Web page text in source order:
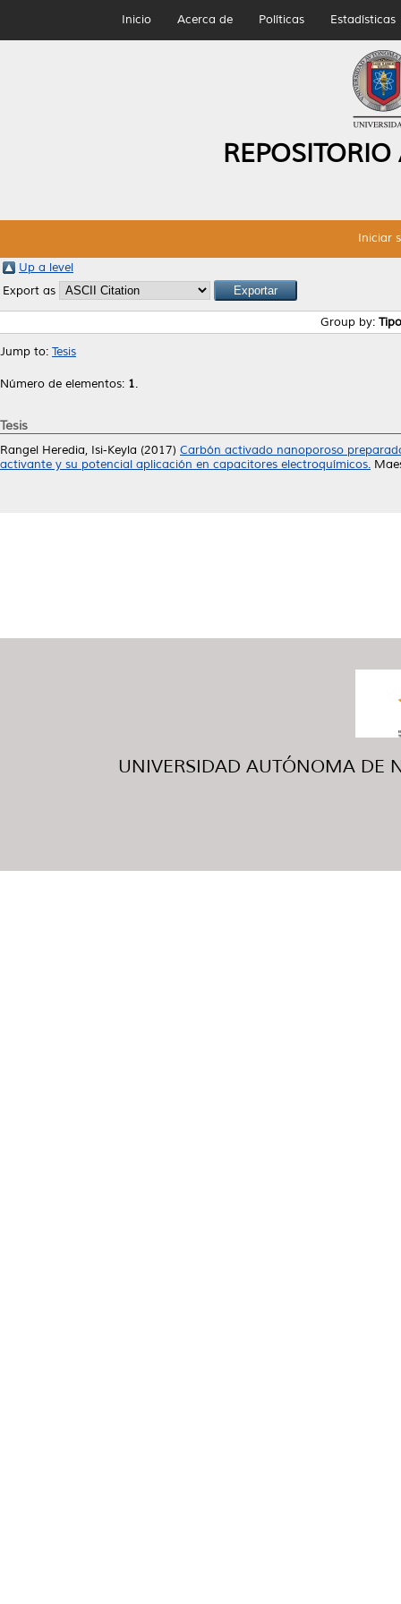
Inicio Acerca de Políticas Estadísticas
Iniciar
Up a level
Export as
Group by:
Jump to: Tesis
Número de elementos: 1.
Tesis
Rangel Heredia, Isi-Keyla (2017) Carbón activado nanoporoso
activante y su potencial aplicación en capacitores electroquímicos.
UNIVERSIDAD AUTÓNOMA DE